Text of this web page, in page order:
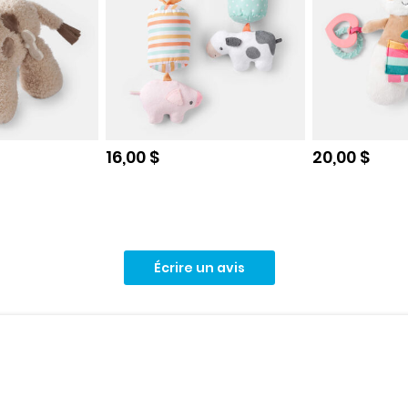
Prix de solde
16,00 $ Prix de solde
20,00 $
Écrire un avis